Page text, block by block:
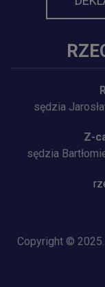
sędzia
Z-
sędzia
Copyright ©